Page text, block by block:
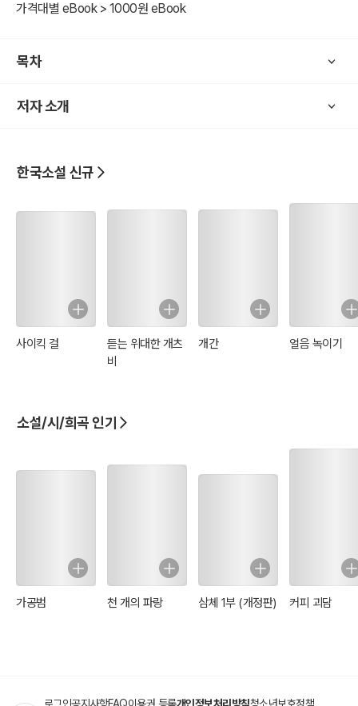
가격대별 eBook > 1000원 eBook
목차
저자 소개
한국소설 신규
사이킥 걸
듣는 위대한 개츠
비
개간 얼음 녹이기
소설/시/희곡 인기
가공범 천 개의 파랑 삼체 1부 (개정판) 커피 괴담